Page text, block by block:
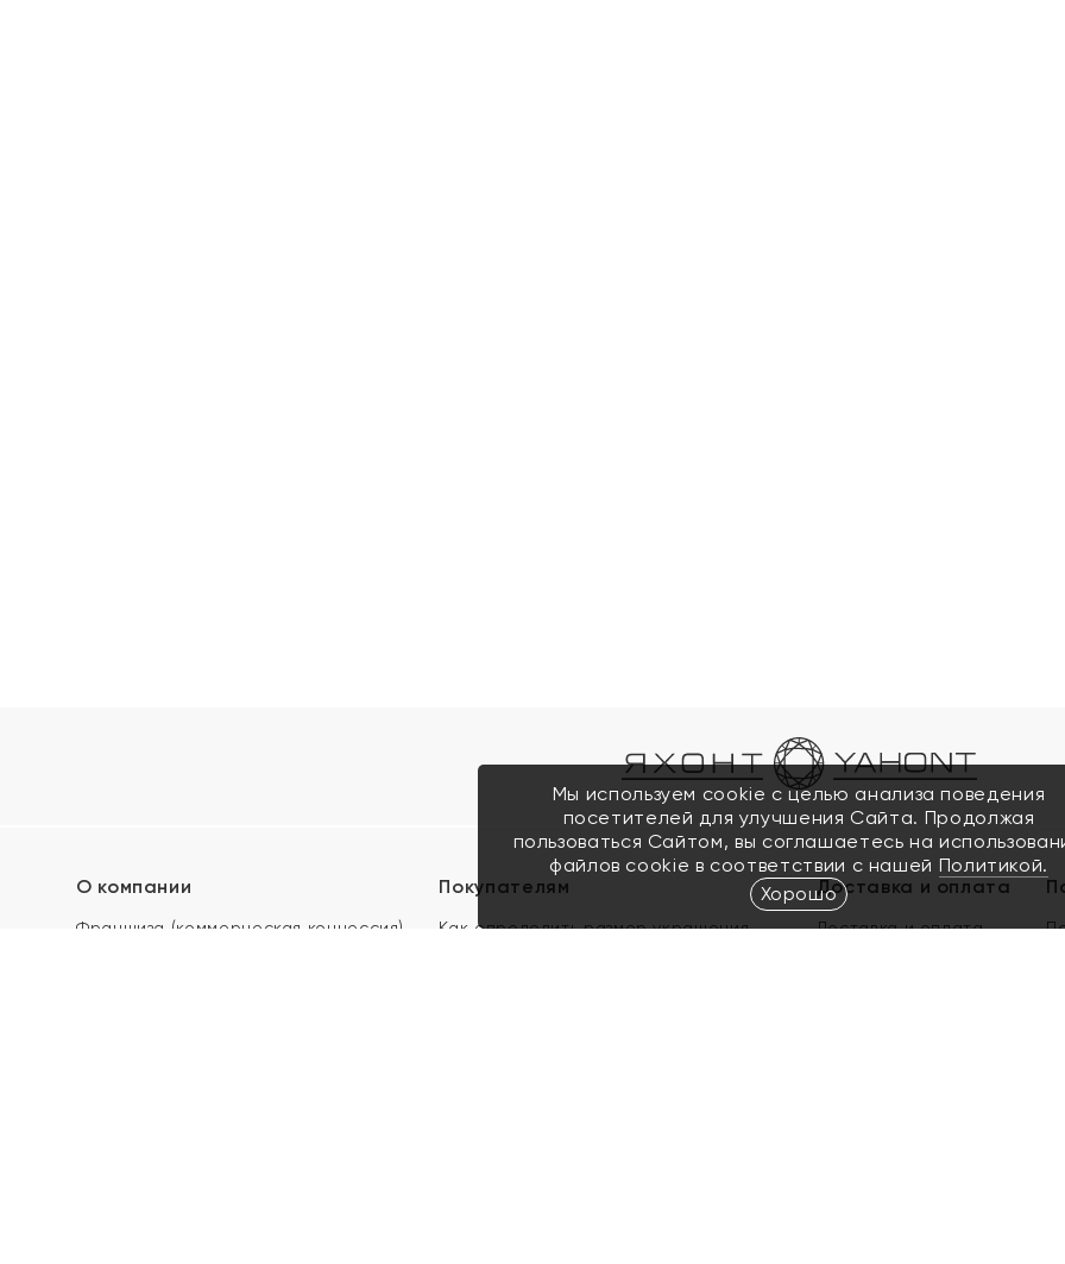
О компании
Франшиза (коммерческая концессия)
Покупателям
Как определить размер украшения
Доставка и оплата
Доставка и оплата
Мы используем cookie с целью анализа поведения
посетителей для улучшения Сайта. Продолжая
пользоваться Сайтом, вы соглашаетесь на
файлов cookie в соответствии с нашей Политикой.
Хорошо